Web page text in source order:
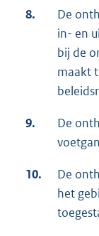
8.
De
in- en
bij de
maakt
9.
De
10.
De
het